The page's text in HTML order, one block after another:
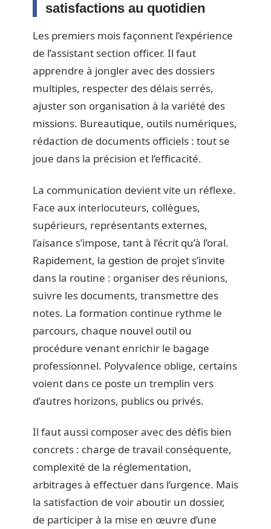
satisfactions au quotidien
Les premiers mois façonnent l’expérience
de l’assistant section officer. Il faut
apprendre à jongler avec des dossiers
multiples, respecter des délais serrés,
ajuster son organisation à la variété des
missions. Bureautique, outils numériques,
rédaction de documents officiels : tout se
joue dans la précision et l’efficacité.
La communication devient vite un réflexe.
Face aux interlocuteurs, collègues,
supérieurs, représentants externes,
l’aisance s’impose, tant à l’écrit qu’à l’oral.
Rapidement, la gestion de projet s’invite
dans la routine : organiser des réunions,
suivre les documents, transmettre des
notes. La formation continue rythme le
parcours, chaque nouvel outil ou
procédure venant enrichir le bagage
professionnel. Polyvalence oblige, certains
voient dans ce poste un tremplin vers
d’autres horizons, publics ou privés.
Il faut aussi composer avec des défis bien
concrets : charge de travail conséquente,
complexité de la réglementation,
arbitrages à effectuer dans l’urgence. Mais
la satisfaction de voir aboutir un dossier,
de participer à la mise en œuvre d’une